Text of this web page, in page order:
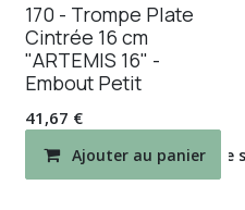
Ajouter à la liste de
170 - Trompe Plate
Cintrée 16 cm
"ARTEMIS 16" -
Embout Petit
41,67 €
Ajouter au panier